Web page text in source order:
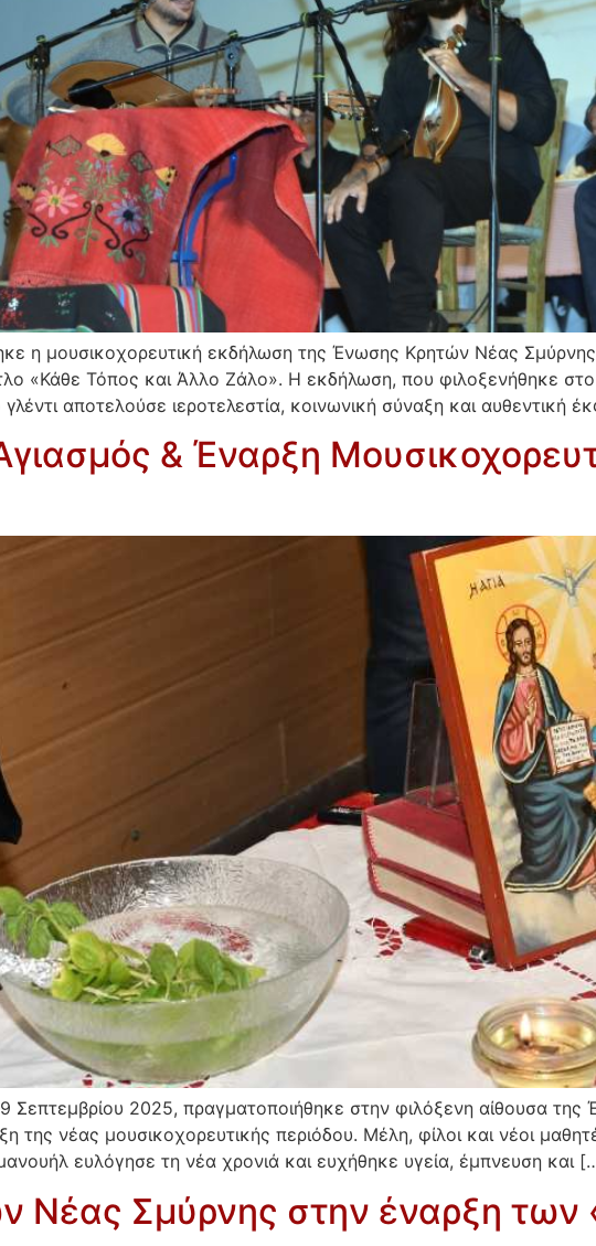
η μουσικοχορευτική εκδήλωση της Ένωσης Κρητών Νέας
«Κάθε Τόπος και Άλλο Ζάλο». Η εκδήλωση, που φιλοξενήθηκε
αποτελούσε ιεροτελεστία, κοινωνική σύναξη και αυθεντική
& Έναρξη
Σεπτεμβρίου 2025, πραγματοποιήθηκε στην φιλόξενη αίθουσα
της νέας μουσικοχορευτικής περιόδου. Μέλη, φίλοι και νέοι
ευλόγησε τη νέα χρονιά και ευχήθηκε υγεία, έμπνευση και
Νέας Σμύρνης στην έναρξη